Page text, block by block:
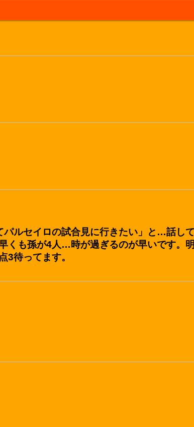
ルセイロの試合見に行きたい」と…話し
も孫が4人…時が過ぎるのが早いです。
3待ってます。